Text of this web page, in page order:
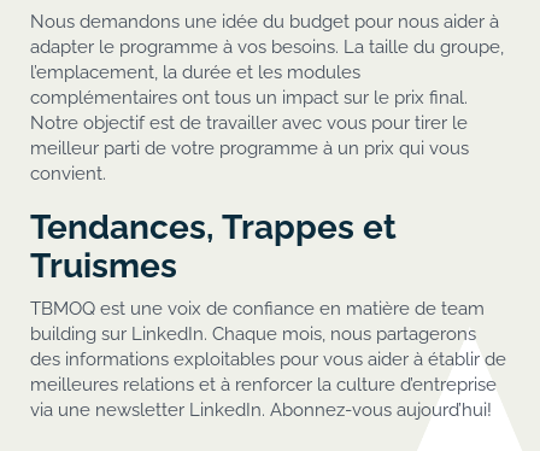
Nous demandons une idée du budget pour nous aider à
adapter le programme à vos besoins. La taille du groupe,
l’emplacement, la durée et les modules
complémentaires ont tous un impact sur le prix final.
Notre objectif est de travailler avec vous pour tirer le
meilleur parti de votre programme à un prix qui vous
convient.
Tendances, Trappes et
Truismes
TBMOQ est une voix de confiance en matière de team
building sur LinkedIn. Chaque mois, nous partagerons
des informations exploitables pour vous aider à établir de
meilleures relations et à renforcer la culture d’entreprise
via une newsletter LinkedIn. Abonnez-vous aujourd’hui!